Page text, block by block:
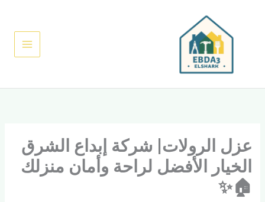
عزل الرولات| شركة إبداع الشرق
الخيار الأفضل لراحة وأمان منزلك
🏠✨